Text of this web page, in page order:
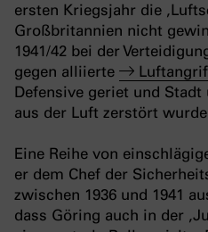
ersten Kriegsjahr die
Großbritannien nicht
1941/42 bei der
gegen alliierte
Defensive geriet und
aus der Luft zerstört
Eine Reihe von
er dem Chef der
zwischen 1936 und 1941
dass Göring auch in der